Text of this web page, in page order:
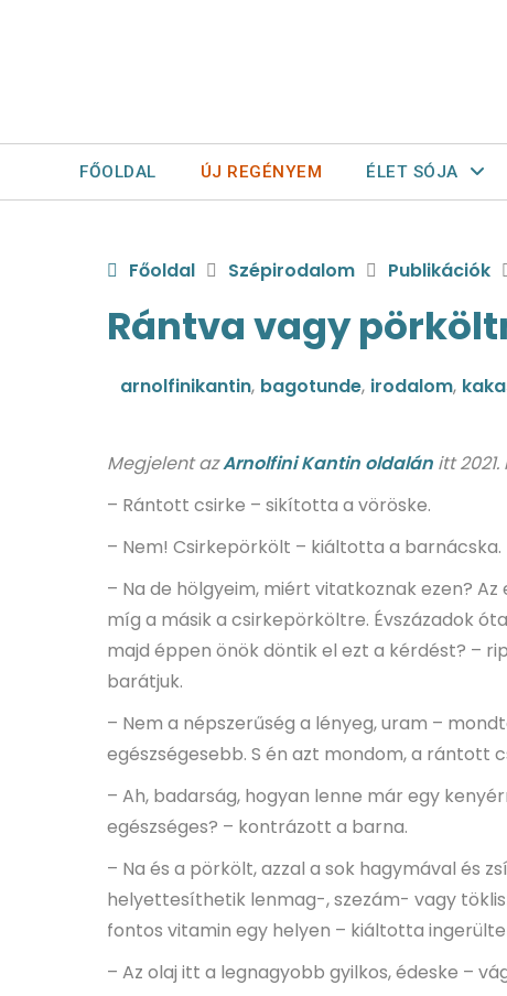
FŐOLDAL ÚJ REGÉNYEM ÉLET SÓJA
Főoldal Szépirodalom Publikációk
Rántva vagy
arnolfinikantin, bagotunde, irodalom,
Megjelent azArnolfini Kantin oldalán itt
– Rántott csirke – sikította a vöröske.
– Nem! Csirkepörkölt – kiáltotta a barnácska.
– Na de hölgyeim, miért vitatkoznak ezen?
míg a másik a csirkepörköltre. Évszázadok
majd éppen önök döntik el ezt a kérdést? –
barátjuk.
– Nem a népszerűség a lényeg, uram –
egészségesebb. S én azt mondom, a rántott
– Ah, badarság, hogyan lenne már egy
egészséges? – kontrázott a barna.
– Na és a pörkölt, azzal a sok hagymával és
helyettesíthetik lenmag-, szezám- vagy
fontos vitamin egy helyen – kiáltotta
– Az olaj itt a legnagyobb gyilkos, édeske –